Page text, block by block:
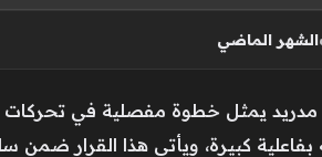
الشهر الماضي
يمثل خطوة مفصلية في تحركات
بفاعلية كبيرة، ويأتي هذا القرار